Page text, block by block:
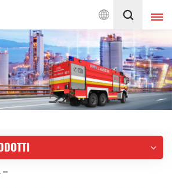
dal 1990 Italiano
français
русский